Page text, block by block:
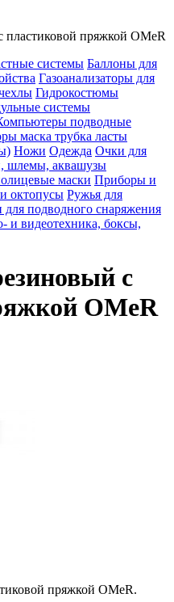
пластиковой пряжкой OMeR
системы Баллоны для
Газоанализаторы для
Гидрокостюмы
системы
подводные
маска трубка ласты
Ножи Одежда Очки для
шлемы, аквашузы
маски Приборы и
октопусы Ружья для
подводного снаряжения
и видеотехника, боксы,
с
OMeR
пряжкой OMeR.